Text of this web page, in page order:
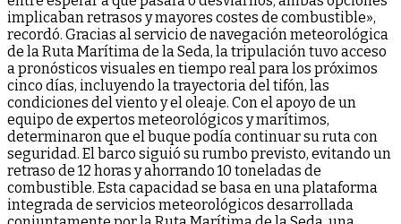
implicaban retrasos y mayores costes de combustible»,
recordó. Gracias al servicio de navegación meteorológica
de la Ruta Marítima de la Seda, la tripulación tuvo acceso
a pronósticos visuales en tiempo real para los próximos
cinco días, incluyendo la trayectoria del tifón, las
condiciones del viento y el oleaje. Con el apoyo de un
equipo de expertos meteorológicos y marítimos,
determinaron que el buque podía continuar su ruta con
seguridad. El barco siguió su rumbo previsto, evitando un
retraso de 12 horas y ahorrando 10 toneladas de
combustible. Esta capacidad se basa en una plataforma
integrada de servicios meteorológicos desarrollada